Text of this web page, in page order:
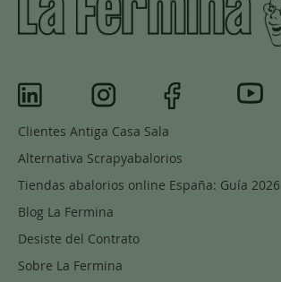
Clientes Antiga Casa Sala
Alternativa Scrapyabalorios
Tiendas abalorios online España: Guía 2026
Blog La Fermina
Desiste del Contrato
Sobre La Fermina